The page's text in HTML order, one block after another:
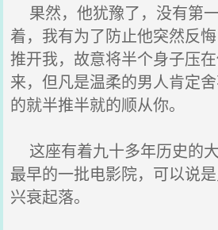
果然，他犹豫了，没有第
着，我有为了防止他突然反
推开我，故意将半个身子压
来，但凡是温柔的男人肯定
的就半推半就的顺从你。
这座有着九十多年历史的
最早的一批电影院，可以说
兴衰起落。